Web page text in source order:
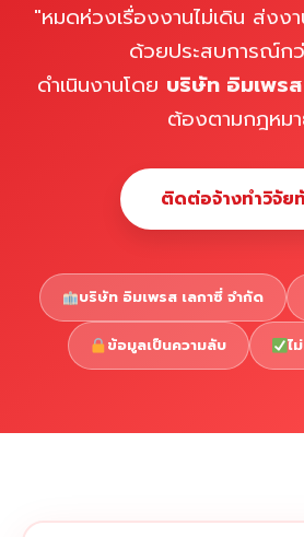
Copyright © 2026 รับทำวิจัย รับ
"หมดห่วงเรื่องงานไม่เดิน ส่งง
ด้วยประสบการณ์ก
ดำเนินงานโดย บริษัท อิมเพร
ต้องตามกฎหม
ติดต่อจ้างทำวิจัย
บริษัท อิมเพรส เลกาซี่ จำกัด
ข้อมูลเป็นความลับ ไ